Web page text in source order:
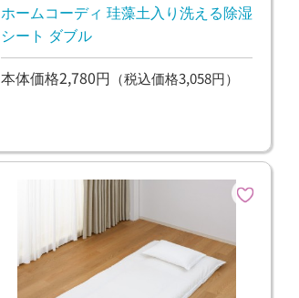
ホームコーディ 珪藻土入り洗える除湿
シート ダブル
本体価格2,780円 （税込価格3,058円）